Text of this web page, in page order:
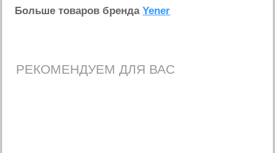
Больше товаров брендаYener
РЕКОМЕНДУЕМ ДЛЯ ВАС